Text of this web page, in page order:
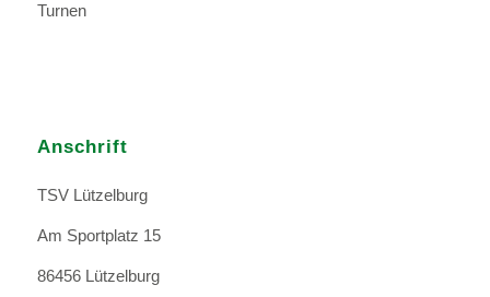
Turnen
Anschrift
TSV Lützelburg
Am Sportplatz 15
86456 Lützelburg